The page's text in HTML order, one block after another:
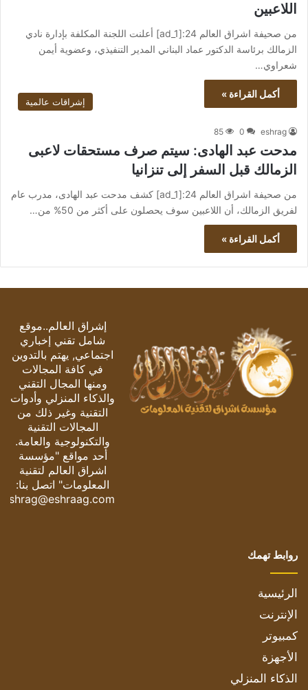
اللاعبين
من صحيفة اشراق العالم 24:[ad_1] أعلنت اللجنة المكلفة بإدارة نادي
الزمالك برئاسة الدكتور عماد البناني المدير التنفيذي، وعضوية أيمن
شعراوي…
أكمل القراءة »
إشراقات عالمية
eshrag
0
85
مدحت عبد الهادى: سيتم صرف مستحقات لاعبى
الزمالك قبل السفر إلى تنزانيا
من صحيفة اشراق العالم 24:[ad_1] كشف مدحت عبد الهادى، مدرب عام
لفريق الزمالك، أن اللاعبين سوف يحصلون على أكثر من 50% من…
أكمل القراءة »
إشراق العالم..موقع
شامل تقني إخباري
اجتماعي, يهتم بالتدوين
في كافة المجالات
ومنها المجال التقني
والذكاء المنزلي وأدوات
التقنية وغير ذلك من
المجالات التقنية
والتكنولوجية والعامة.
أحد مواقع "مؤسسة
اشراق العالم لتقنية
المعلومات" اتصل بنا:
eshrag@eshraag.com
روابط تهمك
الرئيسية
الإنترنت
كمبيوتر
الأجهزة
الذكاء المنزلي